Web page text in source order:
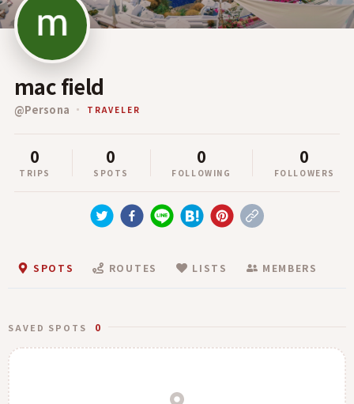
mac field
@Persona TRAVELER
0
TRIPS
0
SPOTS
0
FOLLOWING
0
FOLLOWERS
SPOTS ROUTES LISTS MEMBERS
SAVED SPOTS 0